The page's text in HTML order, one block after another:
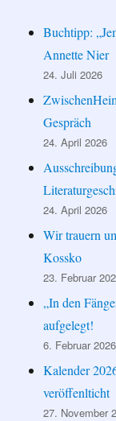
Buchtipp:
Annette Nier
24. Juli 2026
Gespräch
24. April 2026
24. April 2026
Wir trauern
Kossko
23. Februar
„In den
aufgelegt!
6. Februar 2026
Kalender
veröffenlticht
27. November